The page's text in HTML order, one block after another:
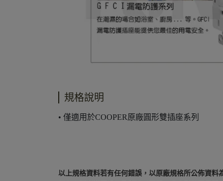
規格說明
• 僅適用於COOPER原廠圓形雙插座系列
以上規格資料若有任何錯誤，以原廠規格所公佈資料